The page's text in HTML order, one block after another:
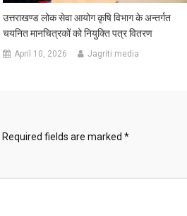
उत्तराखण्ड लोक सेवा आयोग कृषि विभाग के अन्तर्गत
चयनित मानचित्रकों को नियुक्ति पत्र वितरण
April 10, 2026 Jagriti media
Required fields are marked *